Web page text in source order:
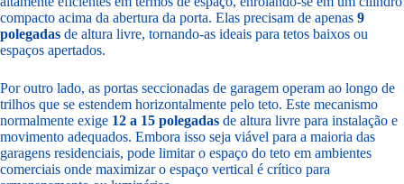
compacto acima da abertura da porta. Elas precisam de apenas 9
polegadas de altura livre, tornando-as ideais para tetos baixos ou
espaços apertados.
Por outro lado, as portas seccionadas de garagem operam ao longo de
trilhos que se estendem horizontalmente pelo teto. Este mecanismo
normalmente exige 12 a 15 polegadas de altura livre para instalação e
movimento adequados. Embora isso seja viável para a maioria das
garagens residenciais, pode limitar o espaço do teto em ambientes
comerciais onde maximizar o espaço vertical é crítico para